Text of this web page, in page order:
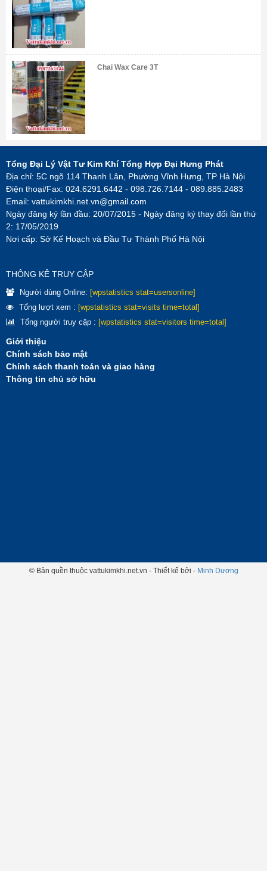
Chai Wax Care 3T
Tổng Đại Lý Vật Tư Kim Khí Tổng Hợp Đại Hưng Phát
Địa chỉ: 5C ngõ 114 Thanh Lân, Phường Vĩnh Hưng, TP Hà Nội
Điện thoại/Fax: 024.6291.6442 - 098.726.7144 - 089.885.2483
Email: vattukimkhi.net.vn@gmail.com
Ngày đăng ký lần đầu: 20/07/2015 - Ngày đăng ký thay đổi lần thứ
2: 17/05/2019
Nơi cấp: Sở Kế Hoạch và Đầu Tư Thành Phố Hà Nội
THÔNG KÊ TRUY CẬP
Người dùng Online: [wpstatistics stat=usersonline]
Tổng lượt xem : [wpstatistics stat=visits time=total]
Tổng người truy cập : [wpstatistics stat=visitors time=total]
Giới thiệu
Chính sách bảo mật
Chính sách thanh toán và giao hàng
Thông tin chủ sở hữu
© Bản quền thuộc vattukimkhi.net.vn - Thiết kế bởi - Minh Dương